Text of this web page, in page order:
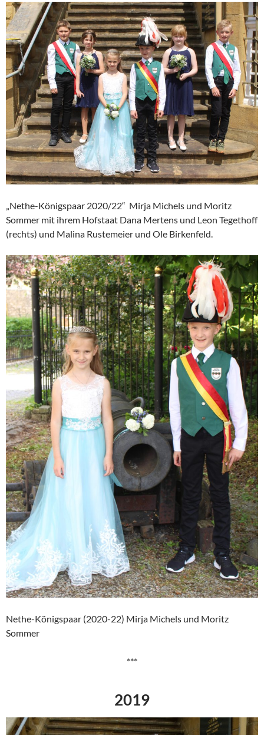
„Nethe-Königspaar 2020/22“ Mirja Michels und Moritz
Sommer mit ihrem Hofstaat Dana Mertens und Leon Tegethoff
(rechts) und Malina Rustemeier und Ole Birkenfeld.
Nethe-Königspaar (2020-22) Mirja Michels und Moritz
Sommer
***
2019